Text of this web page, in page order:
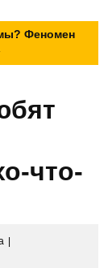
Феномен
что-
Королева